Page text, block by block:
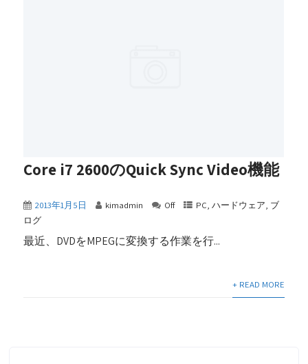
Core i7 2600のQuick Sync Video機能
2013年1月5日 kimadmin Off PC,ハードウェア, ブ
ログ
最近、DVDをMPEGに変換する作業を行...
+ READ MORE